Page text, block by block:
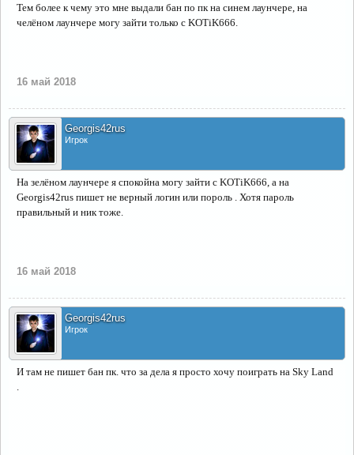
Тем более к чему это мне выдали бан по пк на синем лаунчере, на
челёном лаунчере могу зайти только с KOTiK666.
16 май 2018
Georgis42rus
Игрок
На зелёном лаунчере я спокойна могу зайти с KOTiK666, а на
Georgis42rus пишет не верный логин или пороль . Хотя пароль
правильный и ник тоже.
16 май 2018
Georgis42rus
Игрок
И там не пишет бан пк. что за дела я просто хочу поиграть на Sky Land
.